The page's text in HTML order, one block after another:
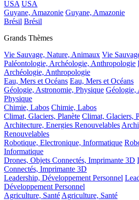
USA USA
Guyane, Amazonie Guyane, Amazonie
Brésil Brésil
Grands Thèmes
Vie Sauvage, Nature, Animaux Vie
Paléontologie, Archéologie, Anthropologie
Archéologie, Anthropologie
Eau, Mers et Océans Eau, Mers et Océans
Géologie, Astronomie, Physique Géologie,
Physique
Chimie, Labos Chimie, Labos
Climat, Glaciers, Planète Climat, Glaciers,
Architecture, Energies Renouvelables
Renouvelables
Robotique, Electronique, Informatique
Informatique
Drones, Objets Connectés, Imprimante 3D
Connectés, Imprimante 3D
Leadership, Développement Personnel
Développement Personnel
Agriculture, Santé Agriculture, Santé